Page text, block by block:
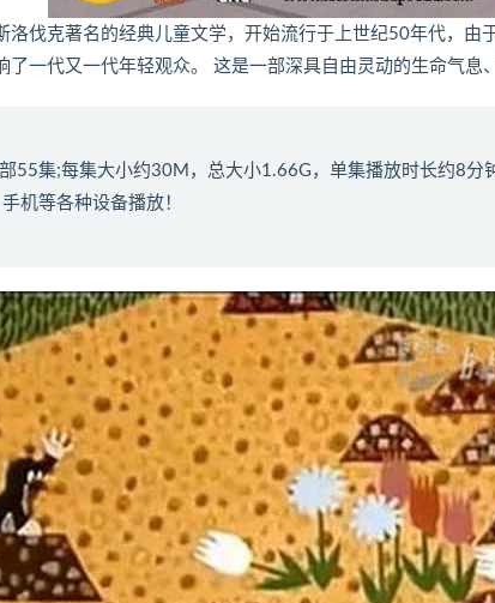
洛伐克著名的经典儿童文学，开始流行于上世纪50年代，由
了一代又一代年轻观众。 这是一部深具自由灵动的生命气息
55集;每集大小约30M，总大小1.66G，单集播放时长约8分
机等各种设备播放！